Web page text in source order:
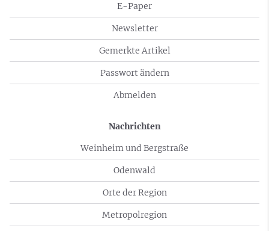
E-Paper
Newsletter
Gemerkte Artikel
Passwort ändern
Abmelden
Nachrichten
Weinheim und Bergstraße
Odenwald
Orte der Region
Metropolregion